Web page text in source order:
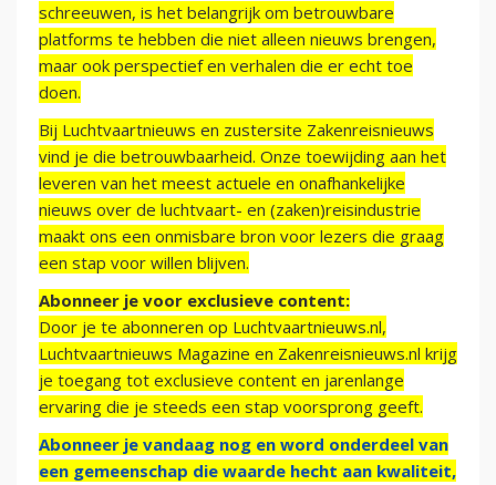
schreeuwen, is het belangrijk om betrouwbare
platforms te hebben die niet alleen nieuws brengen,
maar ook perspectief en verhalen die er echt toe
doen.
Bij Luchtvaartnieuws en zustersite Zakenreisnieuws
vind je die betrouwbaarheid. Onze toewijding aan het
leveren van het meest actuele en onafhankelijke
nieuws over de luchtvaart- en (zaken)reisindustrie
maakt ons een onmisbare bron voor lezers die graag
een stap voor willen blijven.
Abonneer je voor exclusieve content:
Door je te abonneren op Luchtvaartnieuws.nl,
Luchtvaartnieuws Magazine en Zakenreisnieuws.nl krijg
je toegang tot exclusieve content en jarenlange
ervaring die je steeds een stap voorsprong geeft.
Abonneer je vandaag nog en word onderdeel van
een gemeenschap die waarde hecht aan kwaliteit,